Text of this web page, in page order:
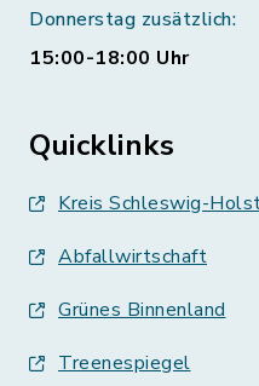
Donnerstag zusätzlich:
15:00-18:00 Uhr
Quicklinks
Kreis Schleswig-
Abfallwirtschaft
Grünes Binnenland
Treenespiegel